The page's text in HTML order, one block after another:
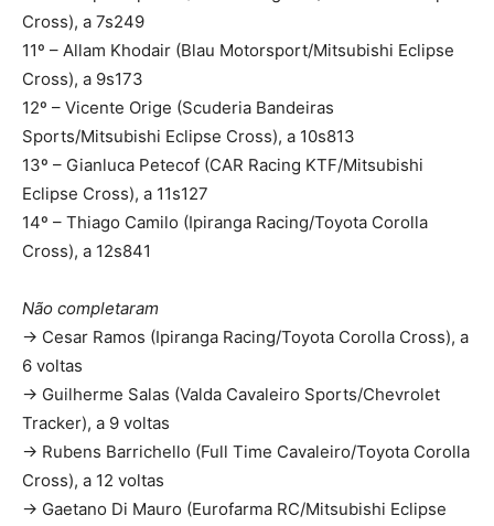
Cross), a 7s249
11º – Allam Khodair (Blau Motorsport/Mitsubishi Eclipse
Cross), a 9s173
12º – Vicente Orige (Scuderia Bandeiras
Sports/Mitsubishi Eclipse Cross), a 10s813
13º – Gianluca Petecof (CAR Racing KTF/Mitsubishi
Eclipse Cross), a 11s127
14º – Thiago Camilo (Ipiranga Racing/Toyota Corolla
Cross), a 12s841
Não completaram
→ Cesar Ramos (Ipiranga Racing/Toyota Corolla Cross), a
6 voltas
→ Guilherme Salas (Valda Cavaleiro Sports/Chevrolet
Tracker), a 9 voltas
→ Rubens Barrichello (Full Time Cavaleiro/Toyota Corolla
Cross), a 12 voltas
→ Gaetano Di Mauro (Eurofarma RC/Mitsubishi Eclipse